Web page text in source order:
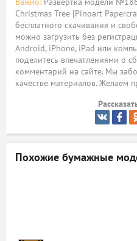
Важно: Развёртка модели
Christmas Tree [Pinoart
бесплатного скачивания и
можно загрузить без
Android, iPhone, iPad или
поделитесь впечатлениями о
комментарий на сайте. Мы
качестве материалов. Желаем
Похожие бумажные